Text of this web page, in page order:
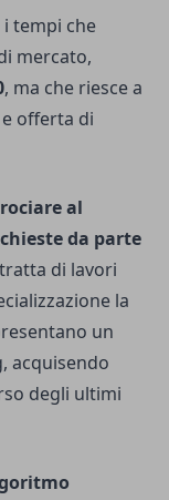
tempi che
mercato,
, ma che riesce a
offerta di
al
da parte
di lavori
la
un
, acquisendo
degli ultimi